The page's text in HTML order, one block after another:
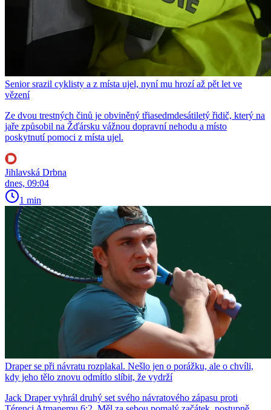
Senior srazil cyklisty a z místa ujel, nyní mu hrozí až pět let ve
vězení
Ze dvou trestných činů je obviněný třiasedmdesátiletý řidič, který na
jaře způsobil na Žďársku vážnou dopravní nehodu a místo
poskytnutí pomoci z místa ujel.
Jihlavská Drbna
dnes, 09:04
1 min
Draper se při návratu rozplakal. Nešlo jen o porážku, ale o chvíli,
kdy jeho tělo znovu odmítlo slíbit, že vydrží
Jack Draper vyhrál druhý set svého návratového zápasu proti